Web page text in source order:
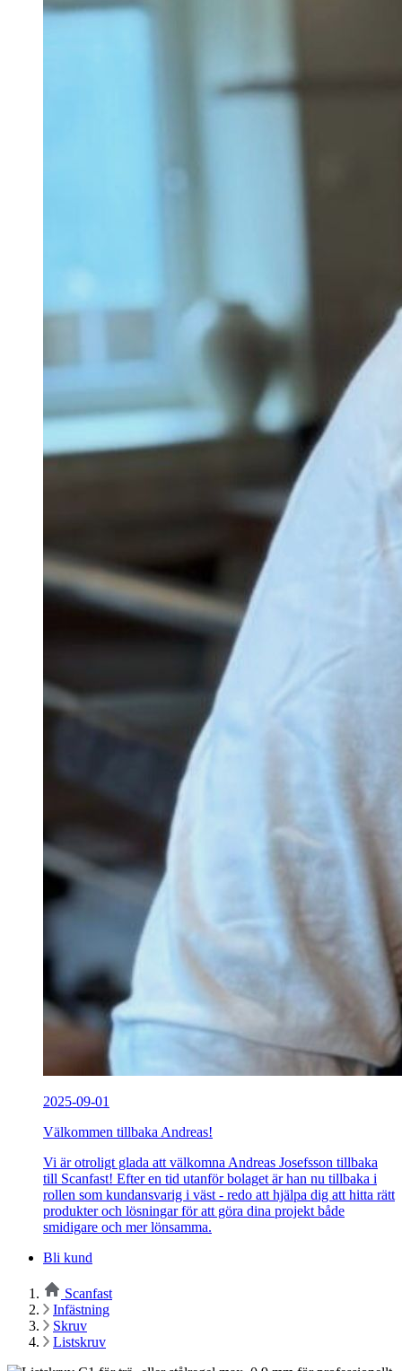
2025-09-01
Välkommen tillbaka Andreas!
Vi är otroligt glada att välkomna Andreas Josefsson tillbaka
till Scanfast! Efter en tid utanför bolaget är han nu tillbaka i
rollen som kundansvarig i väst - redo att hjälpa dig att hitta rätt
produkter och lösningar för att göra dina projekt både
smidigare och mer lönsamma.
Bli kund
Scanfast
Infästning
Skruv
Listskruv